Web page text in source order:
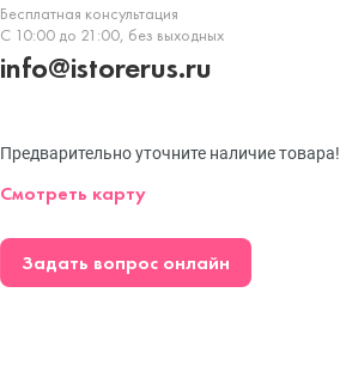
Бесплатная консультация
С 10:00 до 21:00, без выходных
info@istorerus.ru
Предварительно уточните наличие товара!
Смотреть карту
Задать вопрос онлайн